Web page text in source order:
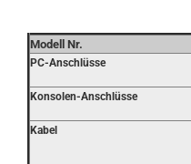
Modell Nr.
PC-Anschlüsse
Konsolen-Anschlüsse
Kabel